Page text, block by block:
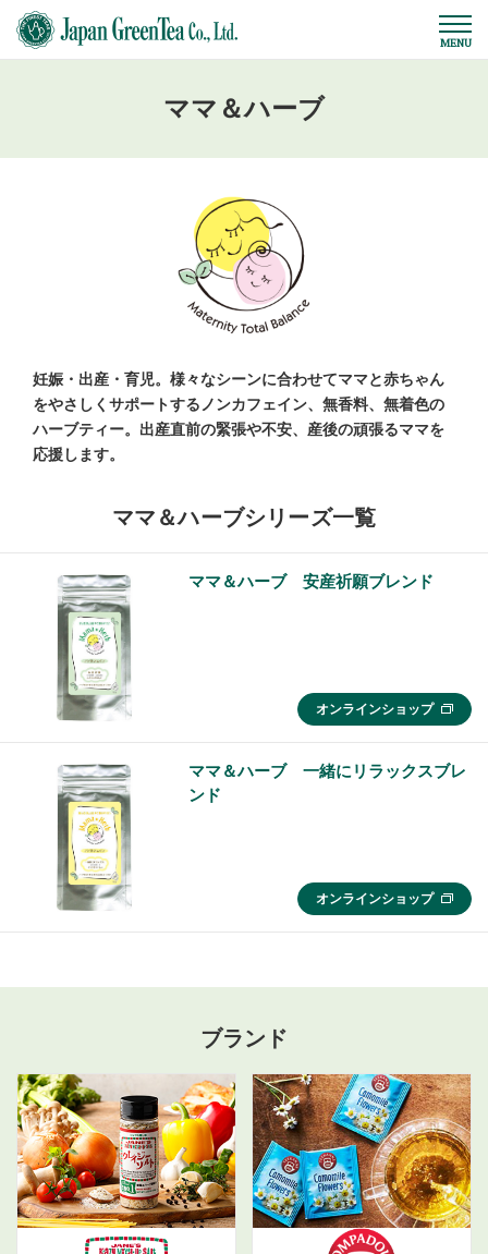
ママ＆ハーブ
妊娠・出産・育児。様々なシーンに合わせてママと赤ちゃん
をやさしくサポートするノンカフェイン、無香料、無着色の
ハーブティー。出産直前の緊張や不安、産後の頑張るママを
応援します。
ママ＆ハーブシリーズ一覧
ママ＆ハーブ 安産祈願ブレンド
オンラインショップ
ママ＆ハーブ 一緒にリラックスブレ
ンド
オンラインショップ
ブランド